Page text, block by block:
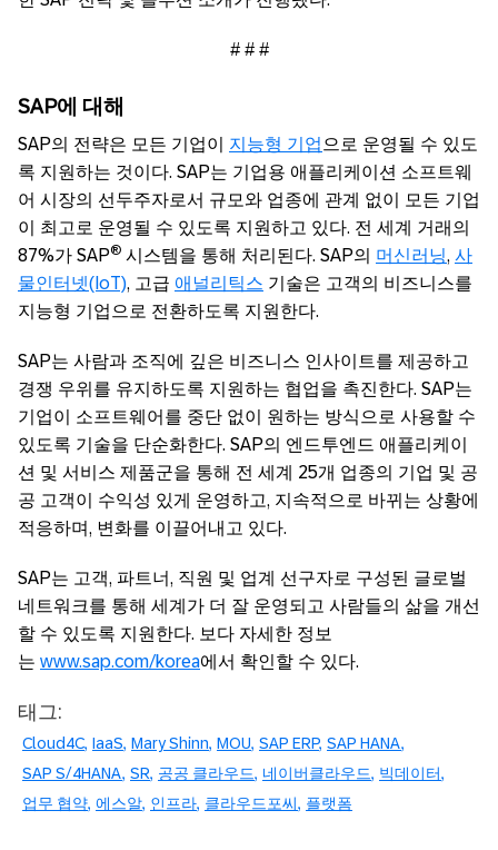
# # #
SAP에 대해
SAP의 전략은 모든 기업이 지능형 기업 으로 운영될 수 있도
록 지원하는 것이다. SAP는 기업용 애플리케이션 소프트웨
어 시장의 선두주자로서 규모와 업종에 관계 없이 모든 기업
이 최고로 운영될 수 있도록 지원하고 있다. 전 세계 거래의
87%가 SAP® 시스템을 통해 처리된다. SAP의 머신러닝, 사
물인터넷(IoT), 고급 애널리틱스 기술은 고객의 비즈니스를
지능형 기업으로 전환하도록 지원한다.
SAP는 사람과 조직에 깊은 비즈니스 인사이트를 제공하고
경쟁 우위를 유지하도록 지원하는 협업을 촉진한다. SAP는
기업이 소프트웨어를 중단 없이 원하는 방식으로 사용할 수
있도록 기술을 단순화한다. SAP의 엔드투엔드 애플리케이
션 및 서비스 제품군을 통해 전 세계 25개 업종의 기업 및 공
공 고객이 수익성 있게 운영하고, 지속적으로 바뀌는 상황에
적응하며, 변화를 이끌어내고 있다.
SAP는 고객, 파트너, 직원 및 업계 선구자로 구성된 글로벌
네트워크를 통해 세계가 더 잘 운영되고 사람들의 삶을 개선
할 수 있도록 지원한다. 보다 자세한 정보
는 www.sap.com/korea에서 확인할 수 있다.
태그:
Cloud4C IaaS Mary Shinn MOU SAP ERP SAP HANA
SAP S/4HANA SR 공공 클라우드 네이버클라우드
빅데이터
업무 협약 에스알 인프라 클라우드포씨 플랫폼